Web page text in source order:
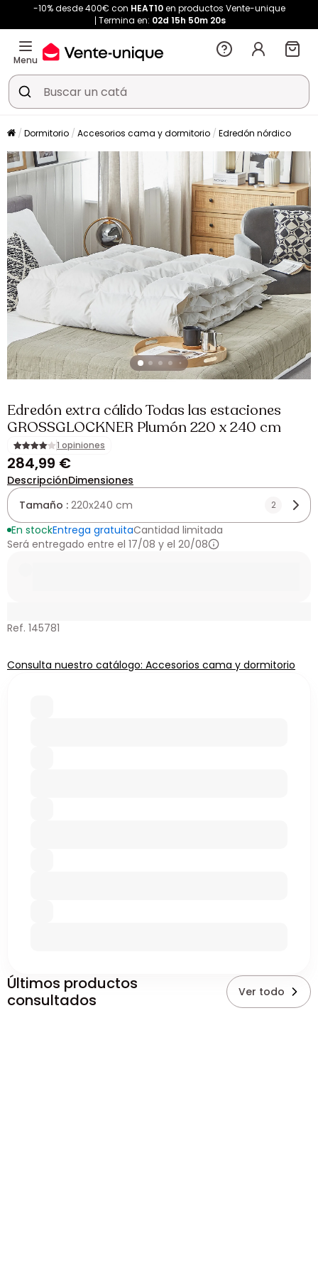
-10% desde 400€ con HEAT10en productos Vente-unique
Termina en: 02d 15h 50m 20s
Menu
Dormitorio Accesorios cama y dormitorio Edredón nórdico
Edredón extra cálido Todas las estaciones
GROSSGLOCKNER Plumón 220 x 240 cm
1 opiniones
284,99 €
DescripciónDimensiones
Tamaño : 220x240 cm 2
En stockEntrega gratuitaCantidad limitada
Será entregado entre el 17/08 y el 20/08
Ref. 145781
Consulta nuestro catálogo: Accesorios cama y dormitorio
Últimos productos
consultados
Ver todo